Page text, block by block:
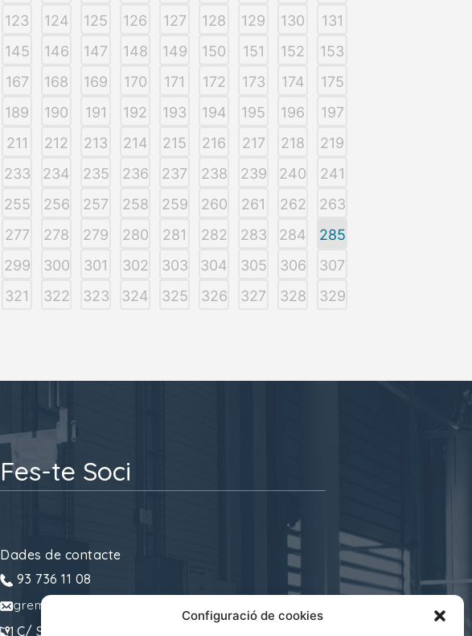
Configuració de cookies
123 124 125 126 127 128 129 130
131
145 146 147 148 149 150 151 152
153
167 168 169 170 171 172 173 174
175
189 190 191 192 193 194 195 196
197
211 212 213 214 215 216 217 218
219
233 234 235 236 237 238 239 240
241
255 256 257 258 259 260 261 262
263
277 278 279 280 281 282 283 284
285
299 300 301 302 303 304 305 306
307
321 322 323 324 325 326 327 328
329
Fes-te Soci
Dades de contacte
93 736 11 08
gremitransports@cecot.org
C/ Sant Pau, 6. 08221 Terrassa